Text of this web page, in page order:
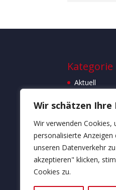
Wir schätzen Ihre
Wir verwenden Cookies,
personalisierte
unseren Datenverkehr
akzeptieren" klicken,
Cookies zu.
Kategorie
Aktuell
Vernissagen